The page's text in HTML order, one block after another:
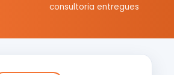
consultoria entregues